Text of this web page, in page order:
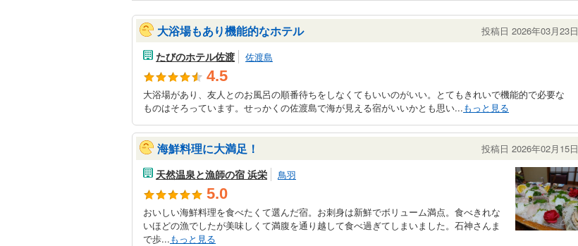
大浴場もあり機能的なホテル 投稿日 2026年03月23日
たびのホテル佐渡 佐渡島
4.5
大浴場があり、友人とのお風呂の順番待ちをしなくてもいいのがいい。とてもきれいで機能的で必要な
ものはそろっています。せっかくの佐渡島で海が見える宿がいいかとも思い...もっと見る
海鮮料理に大満足！ 投稿日 2026年02月15日
天然温泉と漁師の宿 浜栄 鳥羽
5.0
おいしい海鮮料理を食べたくて選んだ宿。お刺身は新鮮でボリューム満点。食べきれな
いほどの漁でしたが美味しくて満腹を通り越して食べ過ぎてしまいました。石神さんま
で歩...もっと見る